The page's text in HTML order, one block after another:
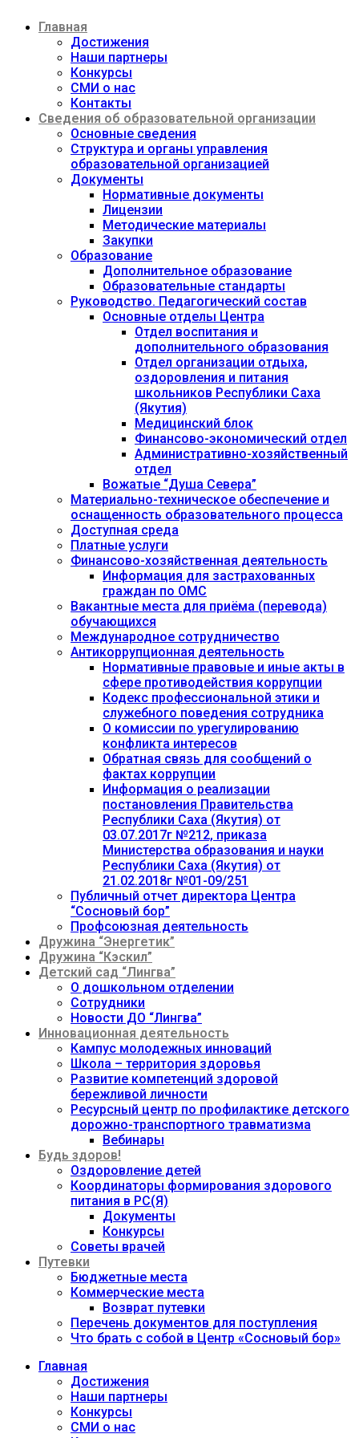
содержимому
Главная
Достижения
Наши партнеры
Конкурсы
СМИ о нас
Контакты
Сведения об образовательной организации
Основные сведения
Структура и органы управления
образовательной организацией
Документы
Нормативные документы
Лицензии
Методические материалы
Закупки
Образование
Дополнительное образование
Образовательные стандарты
Руководство. Педагогический состав
Основные отделы Центра
Отдел воспитания и
дополнительного образования
Отдел организации отдыха,
оздоровления и питания
школьников Республики Саха
(Якутия)
Медицинский блок
Финансово-экономический отдел
Административно-хозяйственный
отдел
Вожатые “Душа Севера”
Материально-техническое обеспечение и
оснащенность образовательного процесса
Доступная среда
Платные услуги
Финансово-хозяйственная деятельность
Информация для застрахованных
граждан по ОМС
Вакантные места для приёма (перевода)
обучающихся
Международное сотрудничество
Антикоррупционная деятельность
Нормативные правовые и иные акты в
сфере противодействия коррупции
Кодекс профессиональной этики и
служебного поведения сотрудника
О комиссии по урегулированию
конфликта интересов
Обратная связь для сообщений о
фактах коррупции
Информация о реализации
постановления Правительства
Республики Саха (Якутия) от
03.07.2017г №212, приказа
Министерства образования и науки
Республики Саха (Якутия) от
21.02.2018г №01-09/251
Публичный отчет директора Центра
“Сосновый бор”
Профсоюзная деятельность
Дружина “Энергетик”
Дружина “Кэскил”
Детский сад “Лингва”
О дошкольном отделении
Сотрудники
Новости ДО “Лингва”
Инновационная деятельность
Кампус молодежных инноваций
Школа – территория здоровья
Развитие компетенций здоровой
бережливой личности
Ресурсный центр по профилактике детского
дорожно-транспортного травматизма
Вебинары
Будь здоров!
Оздоровление детей
Координаторы формирования здорового
питания в РС(Я)
Документы
Конкурсы
Советы врачей
Путевки
Бюджетные места
Коммерческие места
Возврат путевки
Перечень документов для поступления
Что брать с собой в Центр «Сосновый бор»
Главная
Достижения
Наши партнеры
Конкурсы
СМИ о нас